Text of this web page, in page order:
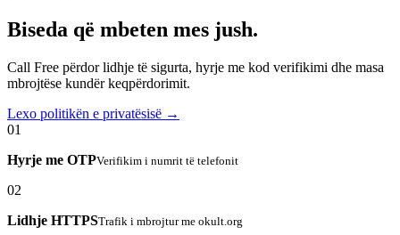
Biseda që mbeten mes jush.
Call Free përdor lidhje të sigurta, hyrje me kod verifikimi dhe masa
mbrojtëse kundër keqpërdorimit.
Lexo politikën e privatësisë →
01
Hyrje me OTPVerifikim i numrit të telefonit
02
Lidhje HTTPSTrafik i mbrojtur me okult.org